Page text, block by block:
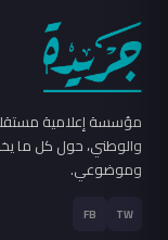
مؤسسة إعلامية
والوطني، حول كل ما
وموضوعي.
TW
FB